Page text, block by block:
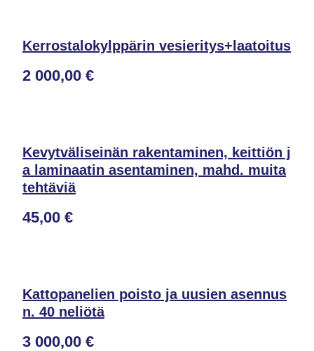
Kerrostalokylppärin vesieritys+laatoitus
2 000,00 €
Kevytväliseinän rakentaminen, keittiön j
a laminaatin asentaminen, mahd. muita
tehtäviä
45,00 €
Kattopanelien poisto ja uusien asennus
n. 40 neliötä
3 000,00 €